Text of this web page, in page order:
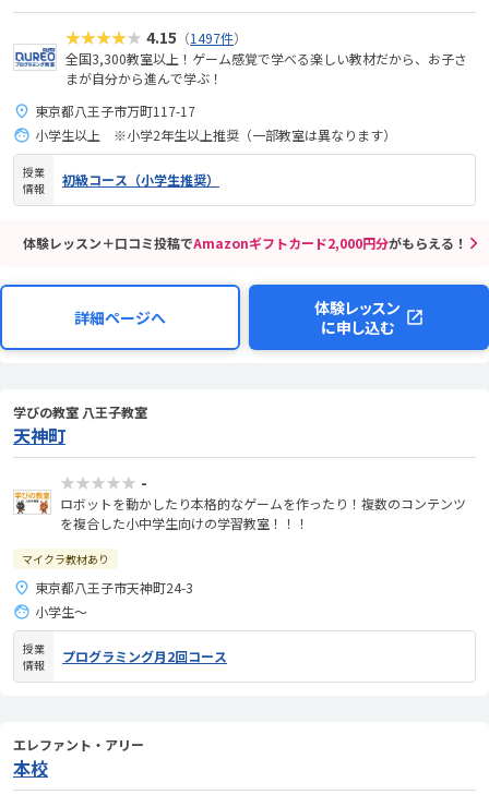
★★★★★ 4.15 （1497件）
全国3,300教室以上！ゲーム感覚で学べる楽しい教材だから、お子さ
まが自分から進んで学ぶ！
東京都八王子市万町117-17
小学生以上 ※小学2年生以上推奨（一部教室は異なります）
授業
情報
初級コース（小学生推奨）
体験レッスン＋口コミ投稿でAmazonギフトカード2,000円分がもらえる！
詳細ページへ
体験レッスン
に申し込む
学びの教室 八王子教室
天神町
★★★★★ -
ロボットを動かしたり本格的なゲームを作ったり！複数のコンテンツ
を複合した小中学生向けの学習教室！！！
マイクラ教材あり
東京都八王子市天神町24-3
小学生～
授業
情報
プログラミング月2回コース
エレファント・アリー
本校